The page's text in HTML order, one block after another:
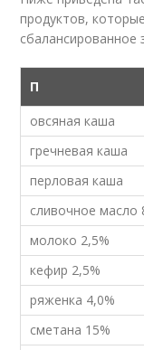
продуктов,
сбалансированное
П
овсяная каша
гречневая каша
перловая каша
сливочное масло
молоко 2,5%
кефир 2,5%
ряженка 4,0%
сметана 15%